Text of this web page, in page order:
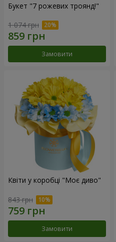
Букет "7 рожевих троянд!"
1 074 грн
Замовити
Квіти у коробці "Моє диво"
843 грн
Замовити